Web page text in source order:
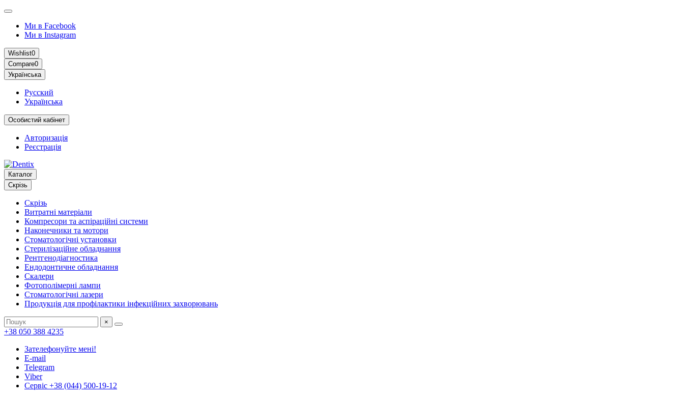
Ми в Facebook
Ми в Instagram
Wishlist0
Compare0
Українська
Русский
Українська
Особистий кабінет
Авторизація
Реєстрація
Каталог
Скрізь
Скрізь
Витратні матеріали
Компресори та аспіраційні системи
Наконечники та мотори
Стоматологічні установки
Стерилізаційне обладнання
Рентгенодіагностика
Ендодонтичне обладнання
Скалери
Фотополімерні лампи
Стоматологічні лазери
Продукція для профілактики інфекційних захворювань
×
+38 050 388 4235
Зателефонуйте мені!
E-mail
Telegram
Viber
Сервіс +38 (044) 500-19-12